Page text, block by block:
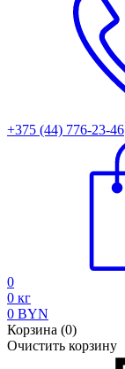
+375 (44) 776-23-46
0
0 кг
0 BYN
Корзина (0)
Очистить корзину